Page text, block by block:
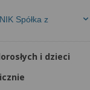
Spółka z
i dzieci